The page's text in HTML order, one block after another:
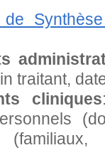
de
traitant,
cliniques